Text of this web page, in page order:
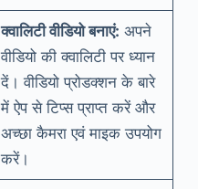
क्वालिटी वीडियो बनाएं: अपने
वीडियो की क्वालिटी पर ध्यान
दें। वीडियो प्रोडक्शन के बारे
में ऐप से टिप्स प्राप्त करें और
अच्छा कैमरा एवं माइक उपयोग
करें।